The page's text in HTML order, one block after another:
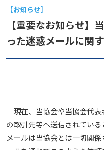
【お知らせ】
【重要なお知らせ】
った迷惑メールに関
現在、当協会や当協会代
の取引先等へ送信されてい
メールは当協会とは一切関